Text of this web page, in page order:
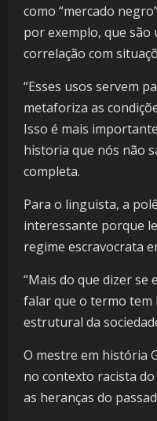
como “mercado
por exemplo, que são
correlação com
“Esses usos servem
metaforiza as
Isso é mais
historia que nós não
completa.
Para o linguista, a
interessante porque
regime escravocrata
“Mais do que dizer se
falar que o termo tem
estrutural da
O mestre em história
no contexto racista
as heranças do